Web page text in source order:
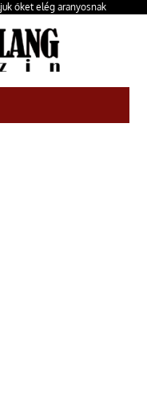
őket elég aranyosnak